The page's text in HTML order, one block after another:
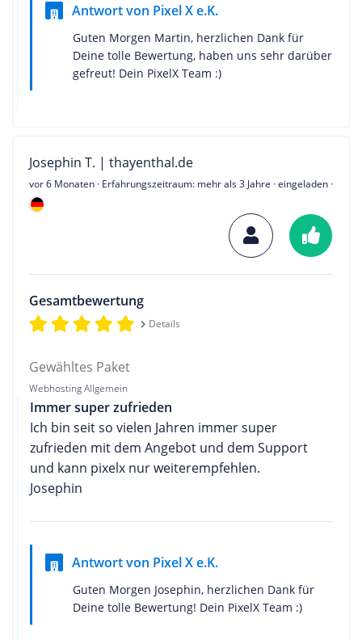
Antwort von Pixel X e.K.
Guten Morgen Martin, herzlichen Dank für
Deine tolle Bewertung, haben uns sehr darüber
gefreut! Dein PixelX Team :)
Josephin T. | thayenthal.de
vor 6 Monaten · Erfahrungszeitraum: mehr als 3 Jahre · eingeladen ·
Gesamtbewertung
Details
Gewähltes Paket
Webhosting Allgemein
Immer super zufrieden
Ich bin seit so vielen Jahren immer super
zufrieden mit dem Angebot und dem Support
und kann pixelx nur weiterempfehlen.
Josephin
Antwort von Pixel X e.K.
Guten Morgen Josephin, herzlichen Dank für
Deine tolle Bewertung! Dein PixelX Team :)